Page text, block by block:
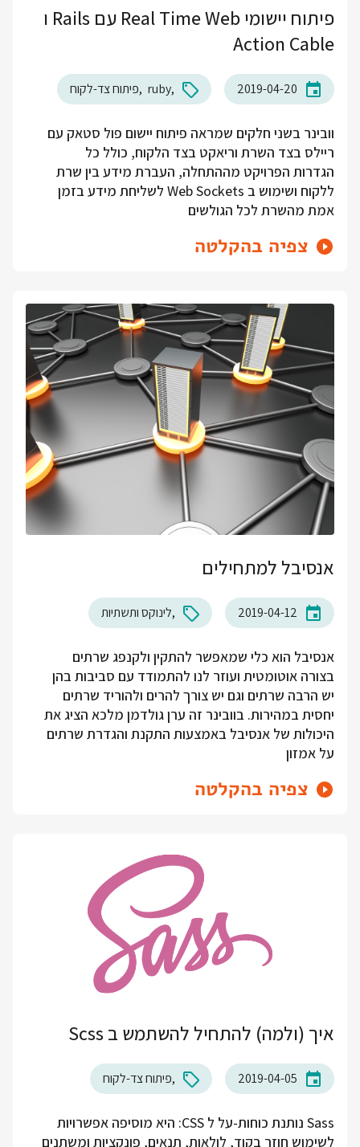
פיתוח יישומי Real Time Web עם Rails ו
Action Cable
2019-04-20
ruby פיתוח צד-לקוח
וובינר בשני חלקים שמראה פיתוח יישום פול סטאק עם
ריילס בצד השרת וריאקט בצד הלקוח, כולל כל
הגדרות הפרויקט מההתחלה, העברת מידע בין שרת
ללקוח ושימוש ב Web Sockets לשליחת מידע בזמן
אמת מהשרת לכל הגולשים
צפיה בהקלטה
אנסיבל למתחילים
2019-04-12 לינוקס ותשתיות
אנסיבל הוא כלי שמאפשר להתקין ולקנפג שרתים
בצורה אוטומטית ועוזר לנו להתמודד עם סביבות בהן
יש הרבה שרתים וגם יש צורך להרים ולהוריד שרתים
יחסית במהירות. בוובינר זה ערן גולדמן מלכא הציג את
היכולות של אנסיבל באמצעות התקנת והגדרת שרתים
על אמזון
צפיה בהקלטה
איך (ולמה) להתחיל להשתמש ב Scss
2019-04-05 פיתוח צד-לקוח
Sass נותנת כוחות-על ל CSS: היא מוסיפה אפשרויות
לשימוש חוזר בקוד, לולאות, תנאים, פונקציות ומשתנים